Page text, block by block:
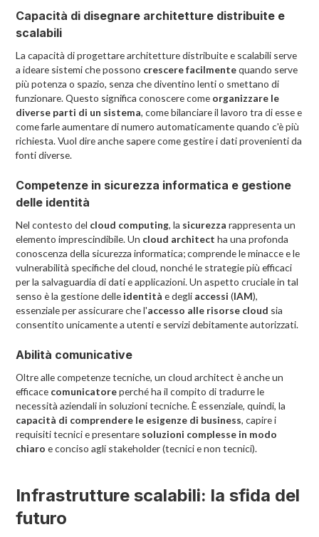
Capacità di disegnare architetture distribuite e
scalabili
La capacità di progettare architetture distribuite e scalabili serve
a ideare sistemi che possono crescere facilmentequando serve
più potenza o spazio, senza che diventino lenti o smettano di
funzionare. Questo significa conoscere come organizzare le
diverse parti di un sistema, come bilanciare il lavoro tra di esse e
come farle aumentare di numero automaticamente quando c'è più
richiesta. Vuol dire anche sapere come gestire i dati provenienti da
fonti diverse.
Competenze in sicurezza informatica e gestione
delle identità
Nel contesto del cloud computing, la sicurezzarappresenta un
elemento imprescindibile. Un cloud architect ha una profonda
conoscenza della sicurezza informatica; comprende le minacce e le
vulnerabilità specifiche del cloud, nonché le strategie più efficaci
per la salvaguardia di dati e applicazioni. Un aspetto cruciale in tal
senso è la gestione delle identitàe degli accessi (IAM),
essenziale per assicurare che l'accesso alle risorse cloud sia
consentito unicamente a utenti e servizi debitamente autorizzati.
Abilità comunicative
Oltre alle competenze tecniche, un cloud architect è anche un
efficace comunicatoreperché ha il compito di tradurre le
necessità aziendali in soluzioni tecniche. È essenziale, quindi, la
capacità di comprendere le esigenze di business, capire i
requisiti tecnici e presentare soluzioni complesse in modo
chiaro e conciso agli stakeholder (tecnici e non tecnici).
Infrastrutture scalabili: la sfida del
futuro